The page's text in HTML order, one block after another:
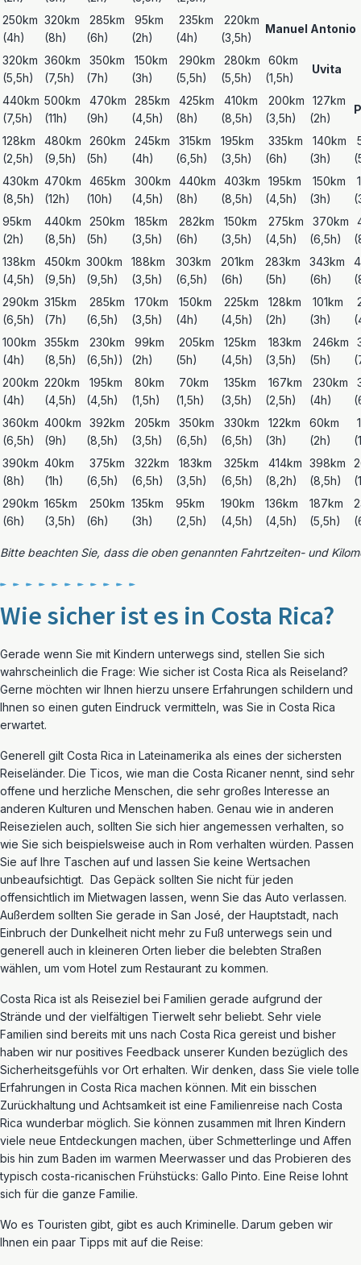
250km
(4h)
320km
(8h)
285km
(6h)
95km
(2h)
235km
(4h)
220km
(3,5h)
Manuel Antonio
320km
(5,5h)
360km
(7,5h)
350km
(7h)
150km
(3h)
290km
(5,5h)
280km
(5,5h)
60km
(1,5h)
Uvita
440km
(7,5h)
500km
(11h)
470km
(9h)
285km
(4,5h)
425km
(8h)
410km
(8,5h)
200km
(3,5h)
127km
(2h)
128km
(2,5h)
480km
(9,5h)
260km
(5h)
245km
(4h)
315km
(6,5h)
195km
(3,5h)
335km
(6h)
140km
(3h)
430km
(8,5h)
470km
(12h)
465km
(10h)
300km
(4,5h)
440km
(8h)
403km
(8,5h)
195km
(4,5h)
150km
(3h)
95km
(2h)
440km
(8,5h)
250km
(5h)
185km
(3,5h)
282km
(6h)
150km
(3,5h)
275km
(4,5h)
370km
(6,5h)
138km
(4,5h)
450km
(9,5h)
300km
(9,5h)
188km
(3,5h)
303km
(6,5h)
201km
(6h)
283km
(5h)
343km
(6h)
290km
(6,5h)
315km
(7h)
285km
(6,5h)
170km
(3,5h)
150km
(4h)
225km
(4,5h)
128km
(2h)
101km
(3h)
100km
(4h)
355km
(8,5h)
230km
(6,5h))
99km
(2h)
205km
(5h)
125km
(4,5h)
183km
(3,5h)
246km
(5h)
200km
(4h)
220km
(4,5h)
195km
(4,5h)
80km
(1,5h)
70km
(1,5h)
135km
(3,5h)
167km
(2,5h)
230km
(4h)
360km
(6,5h)
400km
(9h)
392km
(8,5h)
205km
(3,5h)
350km
(6,5h)
330km
(6,5h)
122km
(3h)
60km
(2h)
390km
(8h)
40km
(1h)
375km
(6,5h)
322km
(6,5h)
183km
(3,5h)
325km
(6,5h)
414km
(8,2h)
398km
(8,5h)
290km
(6h)
165km
(3,5h)
250km
(6h)
135km
(3h)
95km
(2,5h)
190km
(4,5h)
136km
(4,5h)
187km
(5,5h)
Bitte beachten Sie, dass die oben genannten Fahrtzeiten- und
Wie sicher ist es in Costa Rica?
Gerade wenn Sie mit Kindern unterwegs sind, stellen Sie sich
wahrscheinlich die Frage: Wie sicher ist Costa Rica als Reiseland?
Gerne möchten wir Ihnen hierzu unsere Erfahrungen schildern und
Ihnen so einen guten Eindruck vermitteln, was Sie in Costa Rica
erwartet.
Generell gilt Costa Rica in Lateinamerika als eines der sichersten
Reiseländer. Die Ticos, wie man die Costa Ricaner nennt, sind sehr
offene und herzliche Menschen, die sehr großes Interesse an
anderen Kulturen und Menschen haben. Genau wie in anderen
Reisezielen auch, sollten Sie sich hier angemessen verhalten, so
wie Sie sich beispielsweise auch in Rom verhalten würden. Passen
Sie auf Ihre Taschen auf und lassen Sie keine Wertsachen
unbeaufsichtigt. Das Gepäck sollten Sie nicht für jeden
offensichtlich im Mietwagen lassen, wenn Sie das Auto verlassen.
Außerdem sollten Sie gerade in San José, der Hauptstadt, nach
Einbruch der Dunkelheit nicht mehr zu Fuß unterwegs sein und
generell auch in kleineren Orten lieber die belebten Straßen
wählen, um vom Hotel zum Restaurant zu kommen.
Costa Rica ist als Reiseziel bei Familien gerade aufgrund der
Strände und der vielfältigen Tierwelt sehr beliebt. Sehr viele
Familien sind bereits mit uns nach Costa Rica gereist und bisher
haben wir nur positives Feedback unserer Kunden bezüglich des
Sicherheitsgefühls vor Ort erhalten. Wir denken, dass Sie viele tolle
Erfahrungen in Costa Rica machen können. Mit ein bisschen
Zurückhaltung und Achtsamkeit ist eine Familienreise nach Costa
Rica wunderbar möglich. Sie können zusammen mit Ihren Kindern
viele neue Entdeckungen machen, über Schmetterlinge und Affen
bis hin zum Baden im warmen Meerwasser und das Probieren des
typisch costa-ricanischen Frühstücks: Gallo Pinto. Eine Reise lohnt
sich für die ganze Familie.
Wo es Touristen gibt, gibt es auch Kriminelle. Darum geben wir
Ihnen ein paar Tipps mit auf die Reise: